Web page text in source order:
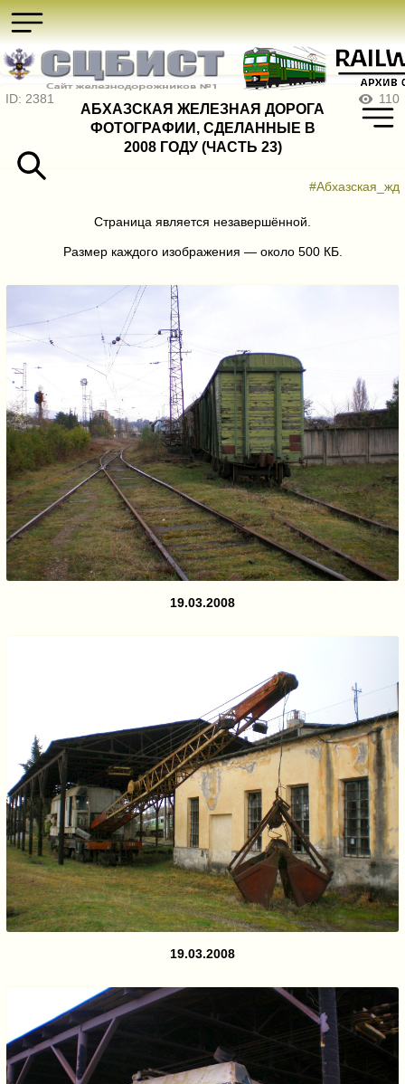
ID: 2381
АБХАЗСКАЯ ЖЕЛЕЗНАЯ ДОРОГА
ФОТОГРАФИИ, СДЕЛАННЫЕ В
2008 ГОДУ (ЧАСТЬ 23)
110
#Абхазская_жд
Страница является незавершённой.
Размер каждого изображения — около 500 КБ.
19.03.2008
19.03.2008